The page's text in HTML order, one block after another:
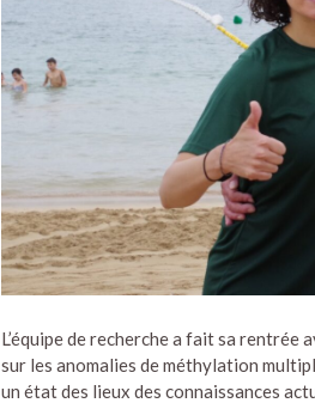
L’équipe de recherche a fait sa
sur les anomalies de méthylation
un état des lieux des connaissances